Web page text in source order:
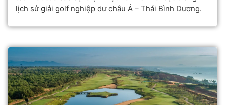
lịch sử giải golf nghiệp dư châu Á – Thái Bình Dương.